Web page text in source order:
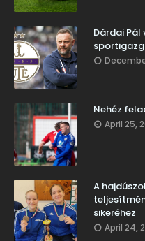
Dárdai
Nehéz
April 25,
A
sikeréhez
April 24,